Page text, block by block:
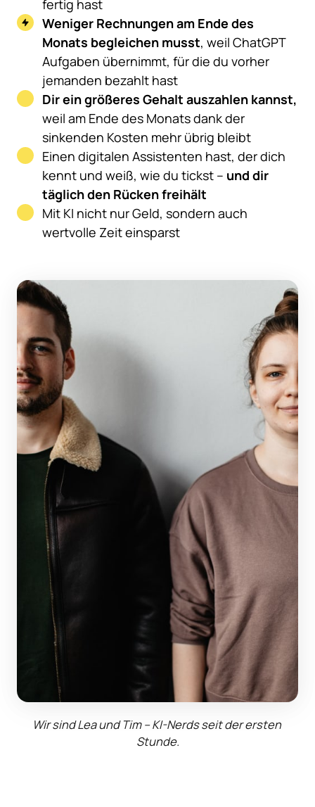
fertig hast
Weniger Rechnungen am Ende des
Monats begleichen musst, weil ChatGPT
Aufgaben übernimmt, für die du vorher
jemanden bezahlt hast
Dir ein größeres Gehalt auszahlen kannst,
weil am Ende des Monats dank der
sinkenden Kosten mehr übrig bleibt
Einen digitalen Assistenten hast, der dich
kennt und weiß, wie du tickst – und dir
täglich den Rücken freihält
Mit KI nicht nur Geld, sondern auch
wertvolle Zeit einsparst
Wir sind Lea und Tim – KI-Nerds seit der ersten
Stunde.